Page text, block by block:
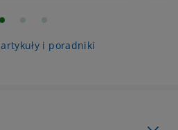
i poradniki